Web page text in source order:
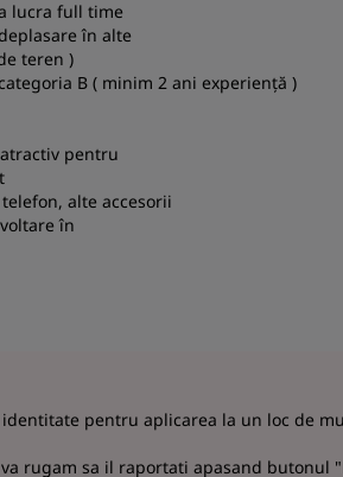
lucra full time
în alte
teren )
B ( minim 2 ani experiență )
pentru
alte accesorii
în
pentru aplicarea la un loc de
rugam sa il raportati apasand butonul